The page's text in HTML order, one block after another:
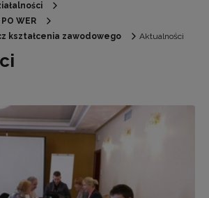
WER
kształcenia zawodowego
Aktualności